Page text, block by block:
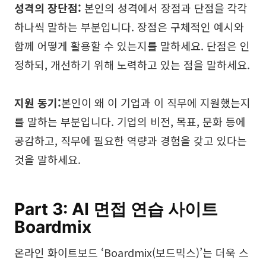
성격의 장단점: 본인의 성격에서 장점과 단점을 각각
하나씩 말하는 부분입니다. 장점은 구체적인 예시와
함께 어떻게 활용할 수 있는지를 말하세요. 단점은 인
정하되, 개선하기 위해 노력하고 있는 점을 말하세요.
지원 동기:본인이 왜 이 기업과 이 직무에 지원했는지
를 말하는 부분입니다. 기업의 비전, 목표, 문화 등에
공감하고, 직무에 필요한 역량과 경험을 갖고 있다는
것을 말하세요.
Part 3: AI 면접 연습 사이트
Boardmix
온라인 화이트보드 ‘Boardmix(보드믹스)’는 더욱 스